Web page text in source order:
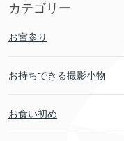
カテゴリー
お宮参り
お持ちできる撮影小物
お食い初め